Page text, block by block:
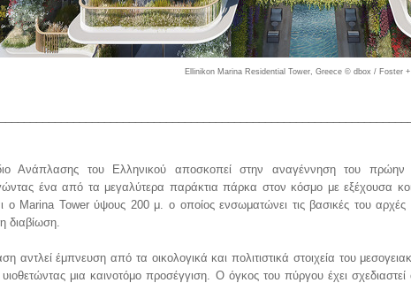
Ellinikon Marina Residential Tower, Greece © dbox / Foster +
Ανάπλασης του Ελληνικού αποσκοπεί στην αναγέννηση του πρώην
ένα από τα μεγαλύτερα παράκτια πάρκα στον κόσμο με εξέχουσα
ο Marina Tower ύψους 200 μ. ο οποίος ενσωματώνει τις βασικές του
διαβίωση.
αντλεί έμπνευση από τα οικολογικά και πολιτιστικά στοιχεία του
μια καινοτόμο προσέγγιση. Ο όγκος του πύργου έχει